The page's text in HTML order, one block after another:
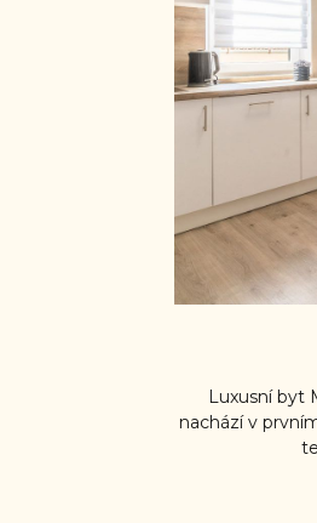
Luxusní byt
nachází v